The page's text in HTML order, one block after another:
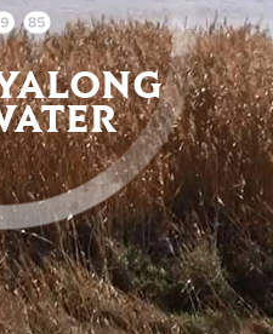
ALONG